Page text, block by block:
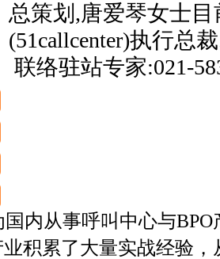
总策划,唐爱琴女士目
(51callcenter)执行总
联络驻站专家:021-
国内从事呼叫中心与
业积累了大量实战经验